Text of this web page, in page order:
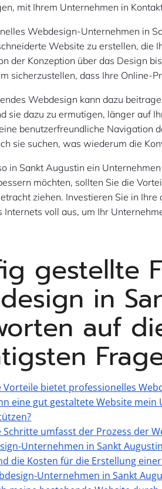
mit Ihrem Unternehmen in
Webdesign-Unternehmen in
Website zu erstellen, die
der Konzeption über das Design
sicherzustellen, dass Ihre Online-
Webdesign kann dazu
sie dazu zu ermutigen, länger auf
benutzerfreundliche Navigation
sie suchen, was wiederum die
in Sankt Augustin ein
möchten, sollten Sie die
ziehen. Investieren Sie in
Internets voll aus, um Ihr
gestellte
in
auf
Vorteile bietet professionelles
eine gut gestaltete Website
Schritte umfasst der Prozess der
Unternehmen in Sankt
die Kosten für die Erstellung
Unternehmen in Sankt